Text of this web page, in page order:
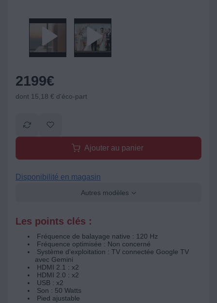
2199€
dont 15,18 € d'éco-part
Ajouter au panier
Disponibilité en magasin
Autres modèles
Les points clés :
Fréquence de balayage native : 120 Hz
Fréquence optimisée : Non concerné
Système d'exploitation : TV connectée Google TV
avec Gemini
HDMI 2.1 : x2
HDMI 2.0 : x2
USB : x2
Son : 50 Watts
Pied ajustable